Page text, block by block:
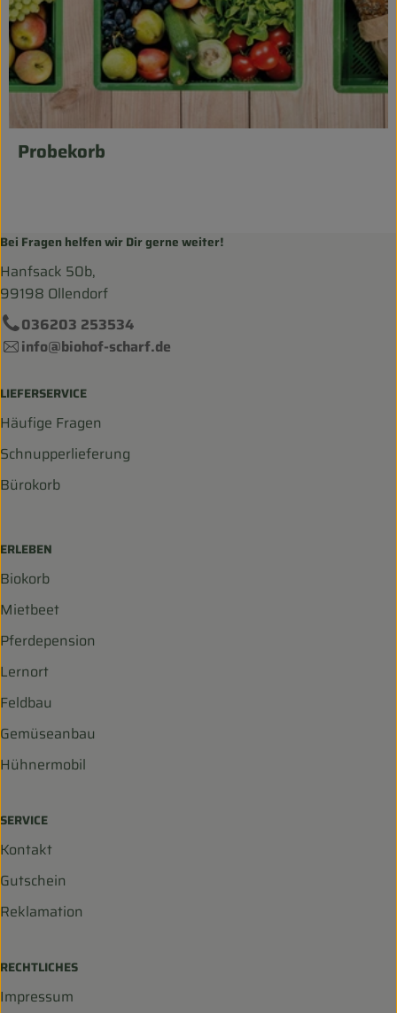
Probekorb
Bei Fragen helfen wir Dir gerne weiter!
Hanfsack 50b,
99198 Ollendorf
036203 253534
info@biohof-scharf.de
LIEFERSERVICE
Häufige Fragen
Schnupperlieferung
Bürokorb
ERLEBEN
Biokorb
Mietbeet
Pferdepension
Lernort
Feldbau
Gemüseanbau
Hühnermobil
SERVICE
Kontakt
Gutschein
Reklamation
RECHTLICHES
Impressum